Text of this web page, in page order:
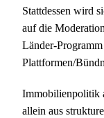
Stattdessen wird
auf die
Länder-
Plattformen/
Immobilienpolitik
allein aus